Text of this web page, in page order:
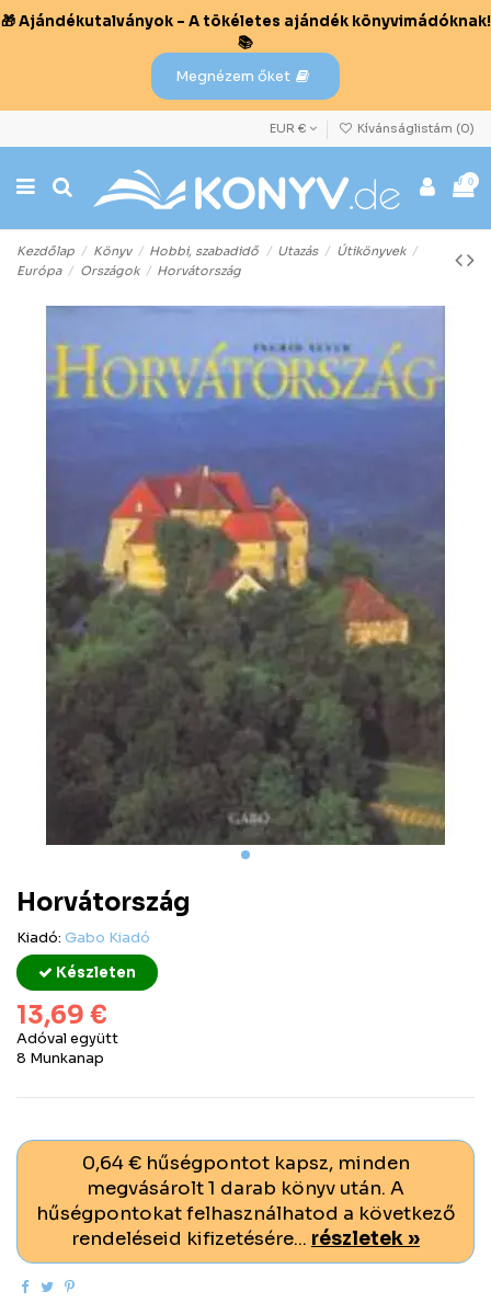
🎁 Ajándékutalványok – A tökéletes ajándék könyvimádóknak!
📚
Megnézem őket
EUR € Kívánságlistám (0)
0
Kezdőlap Könyv Hobbi, szabadidő Utazás
Útikönyvek
Európa
Országok Horvátország
Horvátország
Kiadó: Gabo Kiadó
Készleten
13,69 €
Adóval együtt
8 Munkanap
0,64 € hűségpontot kapsz, minden
megvásárolt 1 darab könyv után. A
hűségpontokat felhasználhatod a következő
rendeléseid kifizetésére... részletek »